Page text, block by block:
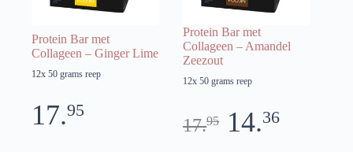
Protein Bar met
Collageen – Ginger Lime
12x 50 grams reep
17.95
Protein Bar met
Collageen – Amandel
Zeezout
12x 50 grams reep
17.95 14.36